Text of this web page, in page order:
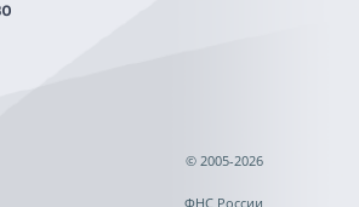
© 2005-2026
ФНС России